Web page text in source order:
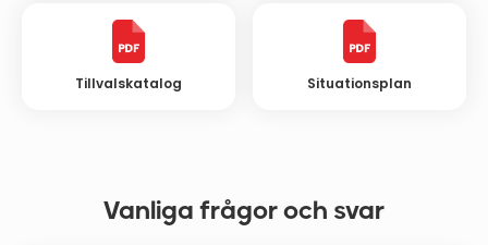
Tillvalskatalog Situationsplan
Vanliga frågor och svar